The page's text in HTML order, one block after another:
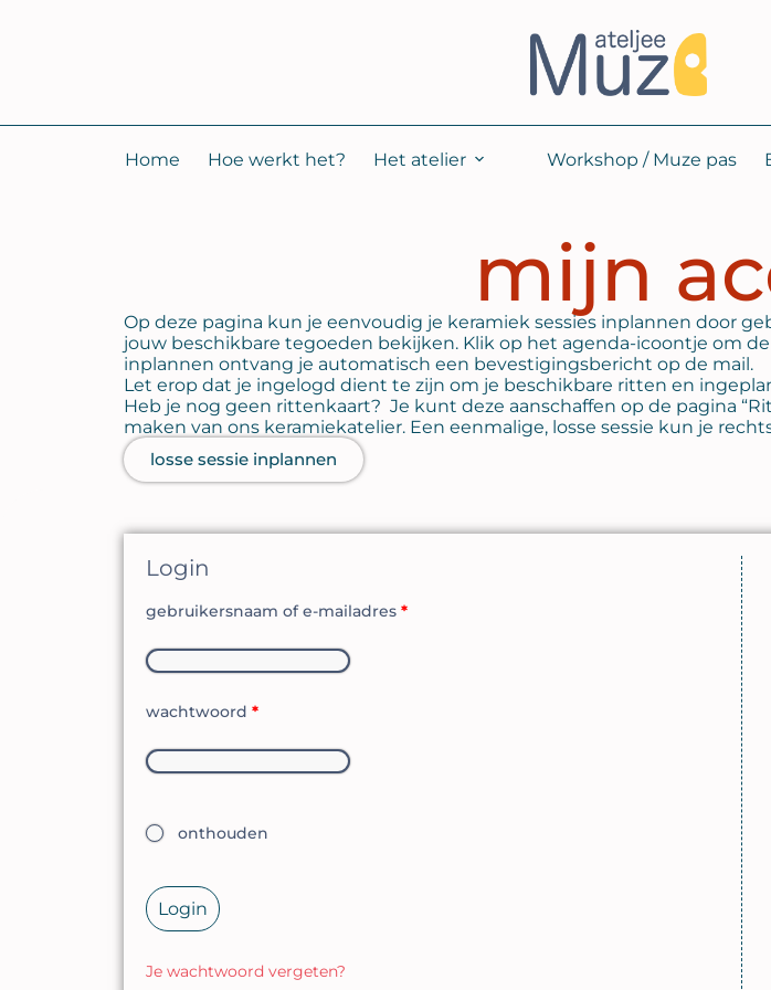
Home Hoe werkt het? Het atelier Workshop / Muze pas
mijn
Op deze pagina kun je eenvoudig je keramiek sessies inplannen door
jouw beschikbare tegoeden bekijken. Klik op het agenda-icoontje om
inplannen ontvang je automatisch een bevestigingsbericht op de mail.
Let erop dat je ingelogd dient te zijn om je beschikbare ritten en
Heb je nog geen rittenkaart? Je kunt deze aanschaffen op de pagina
maken van ons keramiekatelier. Een eenmalige, losse sessie kun je
losse sessie inplannen
Login
gebruikersnaam of e-mailadres *
wachtwoord *
onthouden
Login
Je wachtwoord vergeten?